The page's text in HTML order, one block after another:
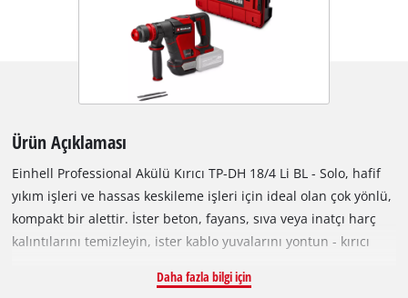
Ürün Açıklaması
Einhell Professional Akülü Kırıcı TP-DH 18/4 Li BL - Solo, hafif
yıkım işleri ve hassas keskileme işleri için ideal olan çok yönlü,
kompakt bir alettir. İster beton, fayans, sıva veya inatçı harç
kalıntılarını temizleyin, ister kablo yuvalarını yontun - kırıcı
4,0 J'lük darbe kuvveti ve kablosuz esneklik sayesinde, ister iç
Daha fazla bilgi için